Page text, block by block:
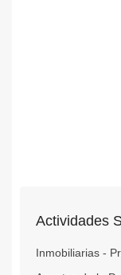
Actividades
Inmobiliarias -